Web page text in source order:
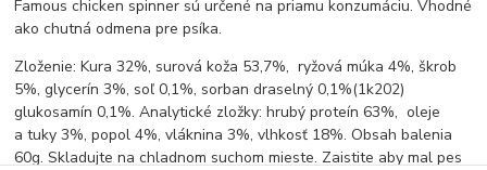
Famous chicken spinner sú určené na priamu konzumáciu. Vhodné
ako chutná odmena pre psíka.
Zloženie: Kura 32%, surová koža 53,7%, ryžová múka 4%, škrob
5%, glycerín 3%, soľ 0,1%, sorban draselný 0,1%(1k202)
glukosamín 0,1%. Analytické zložky: hrubý proteín 63%, oleje
a tuky 3%, popol 4%, vláknina 3%, vlhkosť 18%. Obsah balenia
60g. Skladujte na chladnom suchom mieste. Zaistite aby mal pes